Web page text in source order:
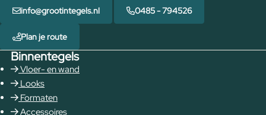
info@grootintegels.nl 0485 - 794526
Plan je route
Binnentegels
Vloer- en wand
Looks
Formaten
Accessoires